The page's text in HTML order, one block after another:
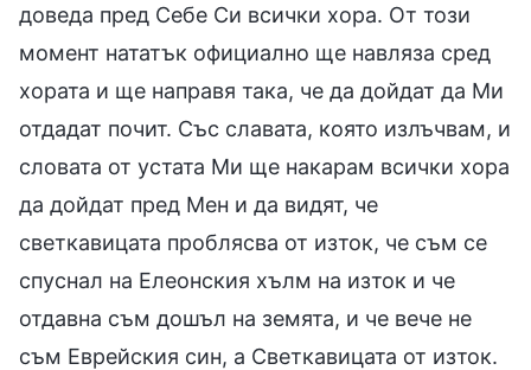
доведа пред Себе Си всички хора. От този
момент нататък официално ще навляза сред
хората и ще направя така, че да дойдат да Ми
отдадат почит. Със славата, която излъчвам, и
словата от устата Ми ще накарам всички хора
да дойдат пред Мен и да видят, че
светкавицата проблясва от изток, че съм се
спуснал на Елеонския хълм на изток и че
отдавна съм дошъл на земята, и че вече не
съм Еврейския син, а Светкавицата от изток.